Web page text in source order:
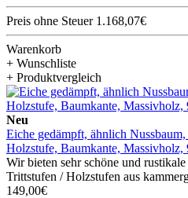
Preis ohne Steuer 1.168,07€
Warenkorb
+ Wunschliste
+ Produktvergleich
Neu
Eiche gedämpft, ähnlich
Holzstufe, Baumkante, Massivholz,
Wir bieten sehr schöne und
Trittstufen / Holzstufen aus
149,00€